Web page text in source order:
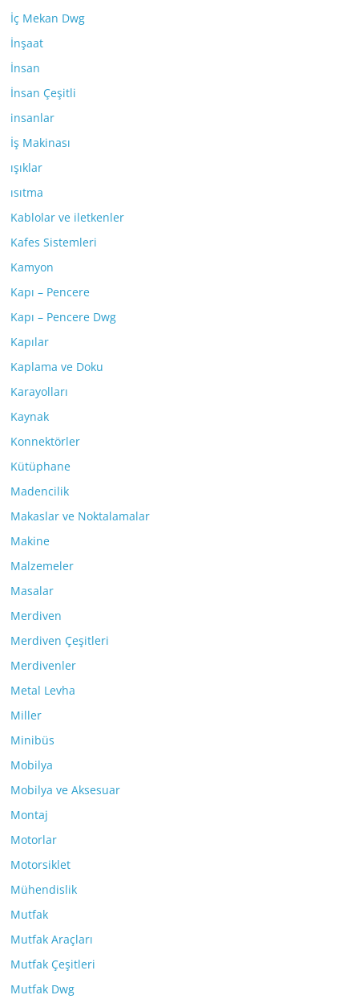
İç Mekan Dwg
İnşaat
İnsan
İnsan Çeşitli
insanlar
İş Makinası
ışıklar
ısıtma
Kablolar ve iletkenler
Kafes Sistemleri
Kamyon
Kapı – Pencere
Kapı – Pencere Dwg
Kapılar
Kaplama ve Doku
Karayolları
Kaynak
Konnektörler
Kütüphane
Madencilik
Makaslar ve Noktalamalar
Makine
Malzemeler
Masalar
Merdiven
Merdiven Çeşitleri
Merdivenler
Metal Levha
Miller
Minibüs
Mobilya
Mobilya ve Aksesuar
Montaj
Motorlar
Motorsiklet
Mühendislik
Mutfak
Mutfak Araçları
Mutfak Çeşitleri
Mutfak Dwg